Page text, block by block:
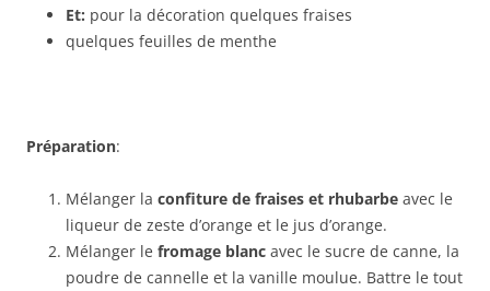
Et: pour la décoration quelques fraises
quelques feuilles de menthe
Préparation:
Mélanger la confiture de fraises et rhubarbe avec le
liqueur de zeste d’orange et le jus d’orange.
Mélanger le fromage blanc avec le sucre de canne, la
poudre de cannelle et la vanille moulue. Battre le tout